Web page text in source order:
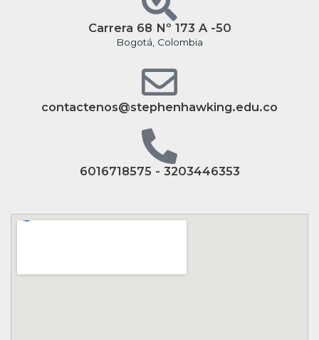
Carrera 68 Nº 173 A -50
Bogotá, Colombia
contactenos@stephenhawking.edu.co
6016718575 - 3203446353